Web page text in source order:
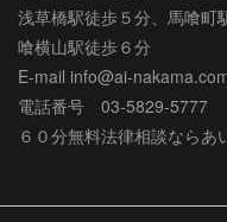
浅草橋駅徒歩５分、馬喰町
喰横山駅徒歩６分
E-mail info@ai-
電話番号 03-5829-5777
６０分無料法律相談ならあ